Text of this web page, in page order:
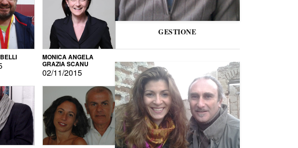
MONICA ANGELA
GRAZIA SCANU
02/11/2015
GESTIONE